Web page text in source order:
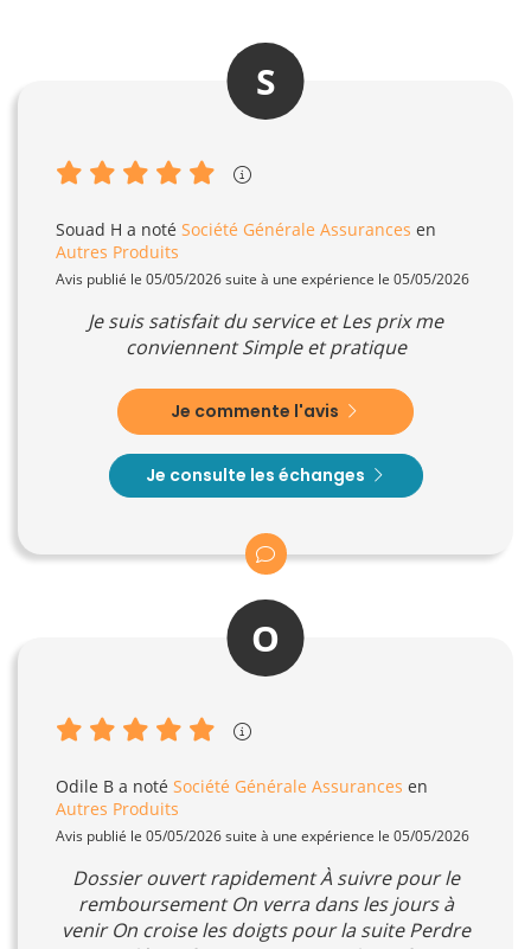
S
Souad H a noté Société Générale Assurances en
Autres Produits
Avis publié le 05/05/2026 suite à une expérience le 05/05/2026
Je suis satisfait du service et Les prix me
conviennent Simple et pratique
Je commente l'avis
Je consulte les échanges
O
Odile B a noté Société Générale Assurances en
Autres Produits
Avis publié le 05/05/2026 suite à une expérience le 05/05/2026
Dossier ouvert rapidement À suivre pour le
remboursement On verra dans les jours à
venir On croise les doigts pour la suite Perdre